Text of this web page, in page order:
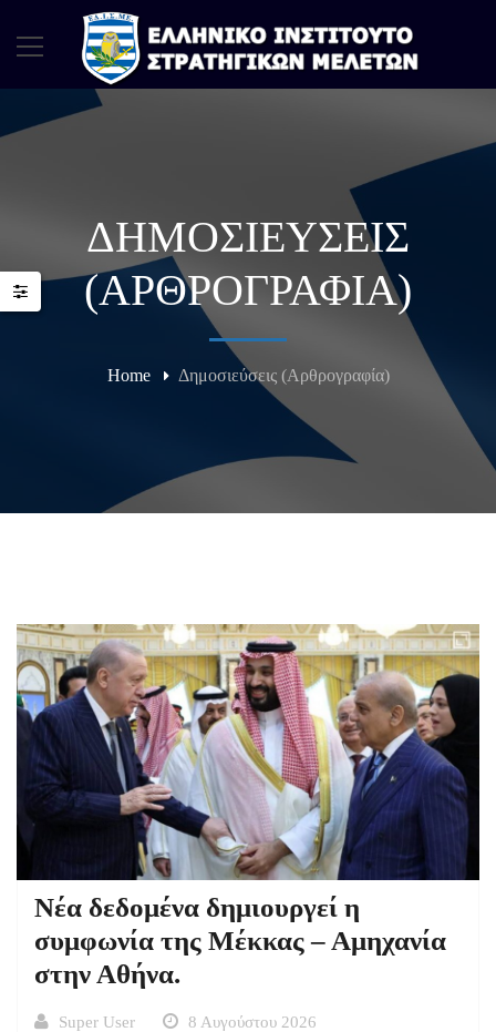
ΔΗΜΟΣΙΕΎΣΕΙΣ
(ΑΡΘΡΟΓΡΑΦΊΑ)
Home Δημοσιεύσεις (Αρθρογραφία)
Νέα δεδομένα δημιουργεί η
συμφωνία της Μέκκας – Αμηχανία
στην Αθήνα.
Super User
8 Αυγούστου 2026